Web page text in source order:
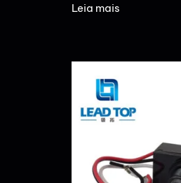
Leia mais